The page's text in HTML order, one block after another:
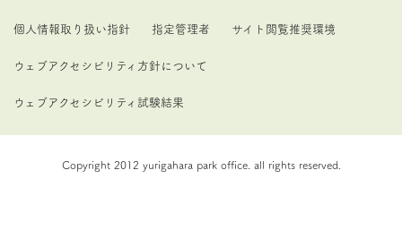
個人情報取り扱い指針 指定管理者 サイト閲覧推奨環境
ウェブアクセシビリティ方針について
ウェブアクセシビリティ試験結果
Copyright 2012 yurigahara park office. all rights reserved.